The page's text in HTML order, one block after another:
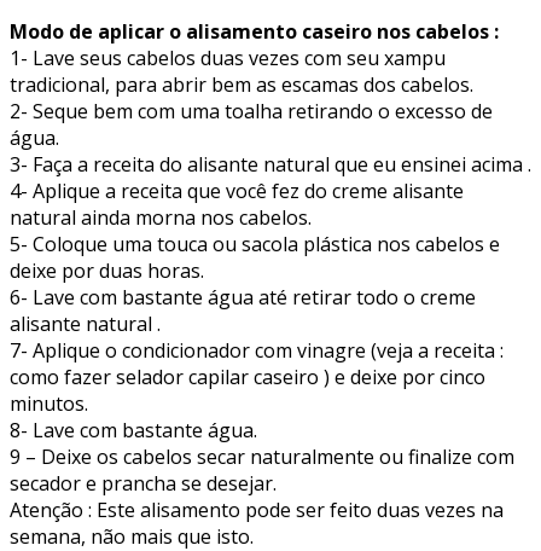
Modo de aplicar o alisamento caseiro nos cabelos :
1- Lave seus cabelos duas vezes com seu xampu
tradicional, para abrir bem as escamas dos cabelos.
2- Seque bem com uma toalha retirando o excesso de
água.
3- Faça a receita do alisante natural que eu ensinei acima .
4- Aplique a receita que você fez do creme alisante
natural ainda morna nos cabelos.
5- Coloque uma touca ou sacola plástica nos cabelos e
deixe por duas horas.
6- Lave com bastante água até retirar todo o creme
alisante natural .
7- Aplique o condicionador com vinagre (veja a receita :
como fazer selador capilar caseiro ) e deixe por cinco
minutos.
8- Lave com bastante água.
9 – Deixe os cabelos secar naturalmente ou finalize com
secador e prancha se desejar.
Atenção : Este alisamento pode ser feito duas vezes na
semana, não mais que isto.